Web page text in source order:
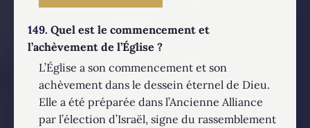
149. Quel est le commencement et
l’achèvement de l’Église ?
L’Église a son commencement et son
achèvement dans le dessein éternel de Dieu.
Elle a été préparée dans l’Ancienne Alliance
par l’élection d’Israël, signe du rassemblement